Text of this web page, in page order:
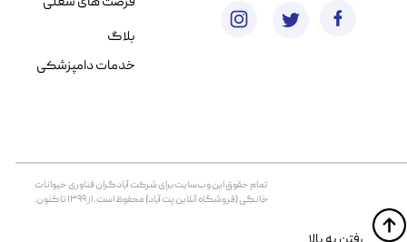
تمام حقوق اين وب‌سايت برای شرکت آبادگران فناوری حیوانات
خانگی (فروشگاه آنلاین پت آباد) محفوظ است. از ۱۳۹۹ تا کنون.
بلاگ
خدمات دامپزشکی